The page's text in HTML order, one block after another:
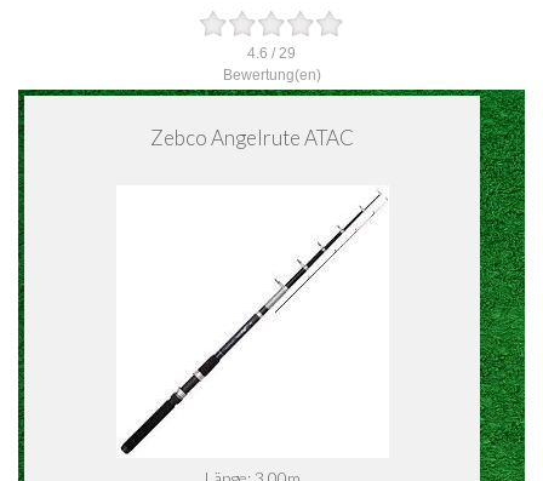
4.6 / 29
Bewertung(en)
Zebco Angelrute ATAC